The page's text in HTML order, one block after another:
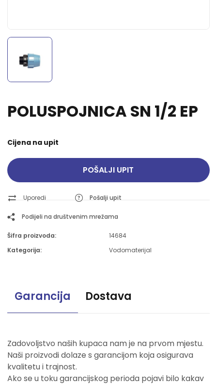
POLUSPOJNICA SN 1/2 EP
Cijena na upit
POŠALJI UPIT
Uporedi Pošalji upit
Podijeli na društvenim mrežama
Šifra proizvoda:
14684
Kategorija:
Vodomaterijal
Garancija Dostava
Zadovoljstvo naših kupaca nam je na prvom mjestu.
Naši proizvodi dolaze s garancijom koja osigurava
kvalitetu i trajnost.
Ako se u toku garancijskog perioda pojavi bilo kakav